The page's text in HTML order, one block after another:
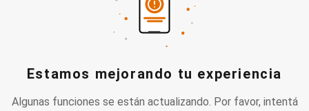
Estamos mejorando tu experiencia
Algunas funciones se están actualizando. Por favor, intentá